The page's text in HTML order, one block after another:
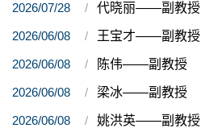
2026/07/28 代晓丽——副教授
2026/06/08 王宝才——副教授
2026/06/08 陈伟——副教授
2026/06/08 梁冰——副教授
2026/06/08 姚洪英——副教授